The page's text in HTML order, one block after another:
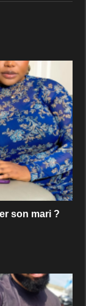
son mari ?